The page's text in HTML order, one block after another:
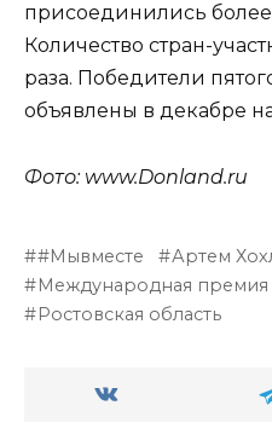
присоединились
Количество стран-
раза. Победители
объявлены в декабре
Фото: www.Donland.ru
#Мывместе
Артем
Международная премия
Ростовская область